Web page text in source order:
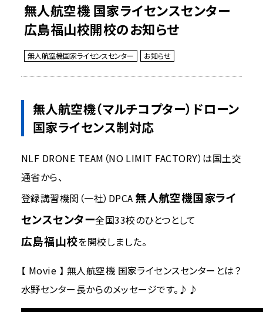
無人航空機 国家ライセンスセンター
広島福山校開校のお知らせ
無人航空機国家ライセンスセンター お知らせ
無人航空機（マルチコプター）ドローン
国家ライセンス制対応
NLF DRONE TEAM（NO LIMIT FACTORY）は国土交
通省から、
登録講習機関（一社）DPCA無人航空機国家ライ
センスセンター全国33校のひとつとして
広島福山校を開校しました。
【 Movie 】 無人航空機 国家ライセンスセンターとは？
水野センター長からのメッセージです。♪♪